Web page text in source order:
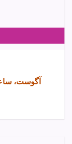
۱۳ آگوست، ساعت